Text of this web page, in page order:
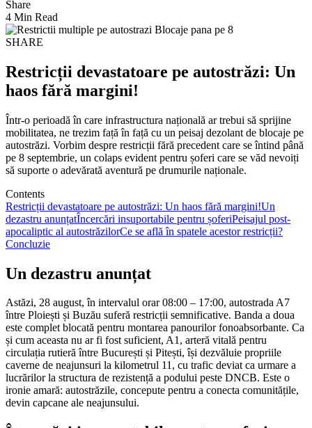
Share
4 Min Read
SHARE
Restricții devastatoare pe autostrăzi: Un
haos fără margini!
Într-o perioadă în care infrastructura națională ar trebui să sprijine
mobilitatea, ne trezim față în față cu un peisaj dezolant de blocaje pe
autostrăzi. Vorbim despre restricții fără precedent care se întind până
pe 8 septembrie, un colaps evident pentru șoferi care se văd nevoiți
să suporte o adevărată aventură pe drumurile naționale.
Contents
Restricții devastatoare pe autostrăzi: Un haos fără margini!Un
dezastru anunțatÎncercări insuportabile pentru șoferiPeisajul post-
apocaliptic al autostrăzilorCe se află în spatele acestor restricții?
Concluzie
Un dezastru anunțat
Astăzi, 28 august, în intervalul orar 08:00 – 17:00, autostrada A7
între Ploiești și Buzău suferă restricții semnificative. Banda a doua
este complet blocată pentru montarea panourilor fonoabsorbante. Ca
și cum aceasta nu ar fi fost suficient, A1, arteră vitală pentru
circulația rutieră între București și Pitești, își dezvăluie propriile
caverne de neajunsuri la kilometrul 11, cu trafic deviat ca urmare a
lucrărilor la structura de rezistență a podului peste DNCB. Este o
ironie amară: autostrăzile, concepute pentru a conecta comunitățile,
devin capcane ale neajunsului.